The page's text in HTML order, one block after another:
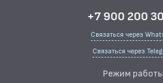
+7 900 200
Связаться через
Связаться через
Режим работы